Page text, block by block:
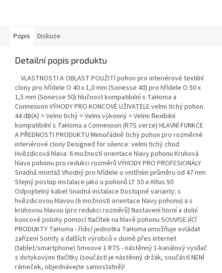
Popis Diskuze
Detailní popis produktu
VLASTNOSTI A OBLAST POUŽITÍ pohon pro interiérové textilní
clony pro hřídele O 40 x 1,0 mm (Sonesse 40) pro hřídele O 50 x
1,5 mm (Sonesse 50) hlučnost kompatibilní s TaHoma a
Connexoon VÝHODY PRO KONCOVÉ UŽIVATELE velmi tichý pohon
44 dB(A) > Velmi tichý > Velmi výkonný > Velmi flexibilní
kompatibilní s TaHoma a Connexoon (RTS verze) HLAVNÍ FUNKCE
A PŘEDNOSTI PRODUKTU Mimořádně tichý pohon pro rozměrné
interiérové clony Designed for silence: velmi tichý chod
Hvězdicová hlava: 6 možností orientace hlavy pohonu Kruhová
hlava pohonu pro redukci rozměrů VÝHODY PRO PROFESIONÁLY
Snadná montáž Vhodný pro hřídele o vnitřním průměru od 47 mm
Stejný postup instalace jako u pohonů LT 50 a Altus 50
Odpojitelný kabel Snadná instalace Dostupné varianty: s
hvězdicovou hlavou (6 možností orientace hlavy pohonu) a s
kruhovou hlavou (pro redukci rozměrů) Nastavení horní a dolní
koncové polohy pomocí tlačítek na hlavě pohonu SOUVISEJÍCÍ
PRODUKTY TaHoma - řídicí jednotka TaHoma umožňuje ovládat
zařízení Somfy a dalších výrobců v domě přes internet
(tablet/smartphone) Smoove 1 RTS - nástěnný 1-kanálový vysílač
s dotykovými tlačítky (součástí je nástěnný držák, součástí NENÍ
rámeček, objednávejte samostatně)!